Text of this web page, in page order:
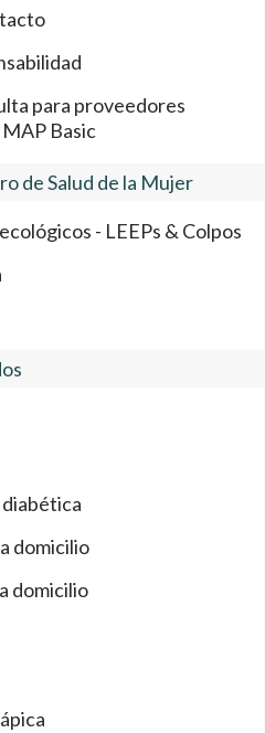
para proveedores
Basic
de Salud de la Mujer
- LEEPs & Colpos
domicilio
domicilio